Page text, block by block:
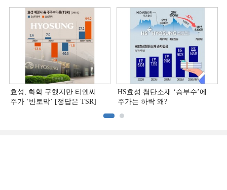
효성, 화학 구했지만 티엔씨
주가 ‘반토막’ [정답은 TSR]
HS효성 첨단소재 ‘승부수’에
주가는 하락 왜?